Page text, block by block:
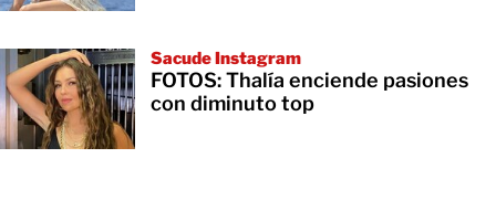
Sacude Instagram
FOTOS: Thalía enciende pasiones
con diminuto top